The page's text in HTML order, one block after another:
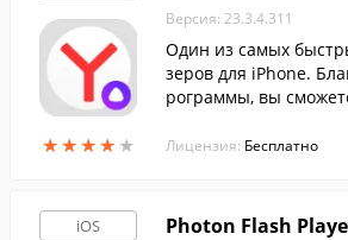
★★★★ ★
★★★★ ★
Версия: 23.3.4.311
Один из самых
зеров для iPhone.
рограммы, вы
астроить быстрый
Лицензия: Бесплатно
iOS Photon Flash